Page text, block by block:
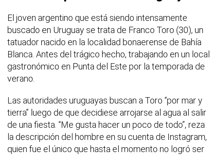
El joven argentino que está siendo intensamente
buscado en Uruguay se trata de Franco Toro (30), un
tatuador nacido en la localidad bonaerense de Bahía
Blanca. Antes del trágico hecho, trabajando en un local
gastronómico en Punta del Este por la temporada de
verano.
Las autoridades uruguayas buscan a Toro “por mar y
tierra” luego de que decidiese arrojarse al agua al salir
de una fiesta. “Me gusta hacer un poco de todo”, reza
la descripción del hombre en su cuenta de Instagram,
quien fue el único que hasta el momento no logró ser